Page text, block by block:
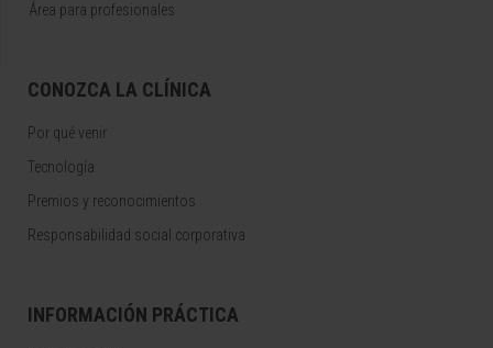
Área para profesionales
CONOZCA LA CLÍNICA
Por qué venir
Tecnología
Premios y reconocimientos
Responsabilidad social corporativa
INFORMACIÓN PRÁCTICA